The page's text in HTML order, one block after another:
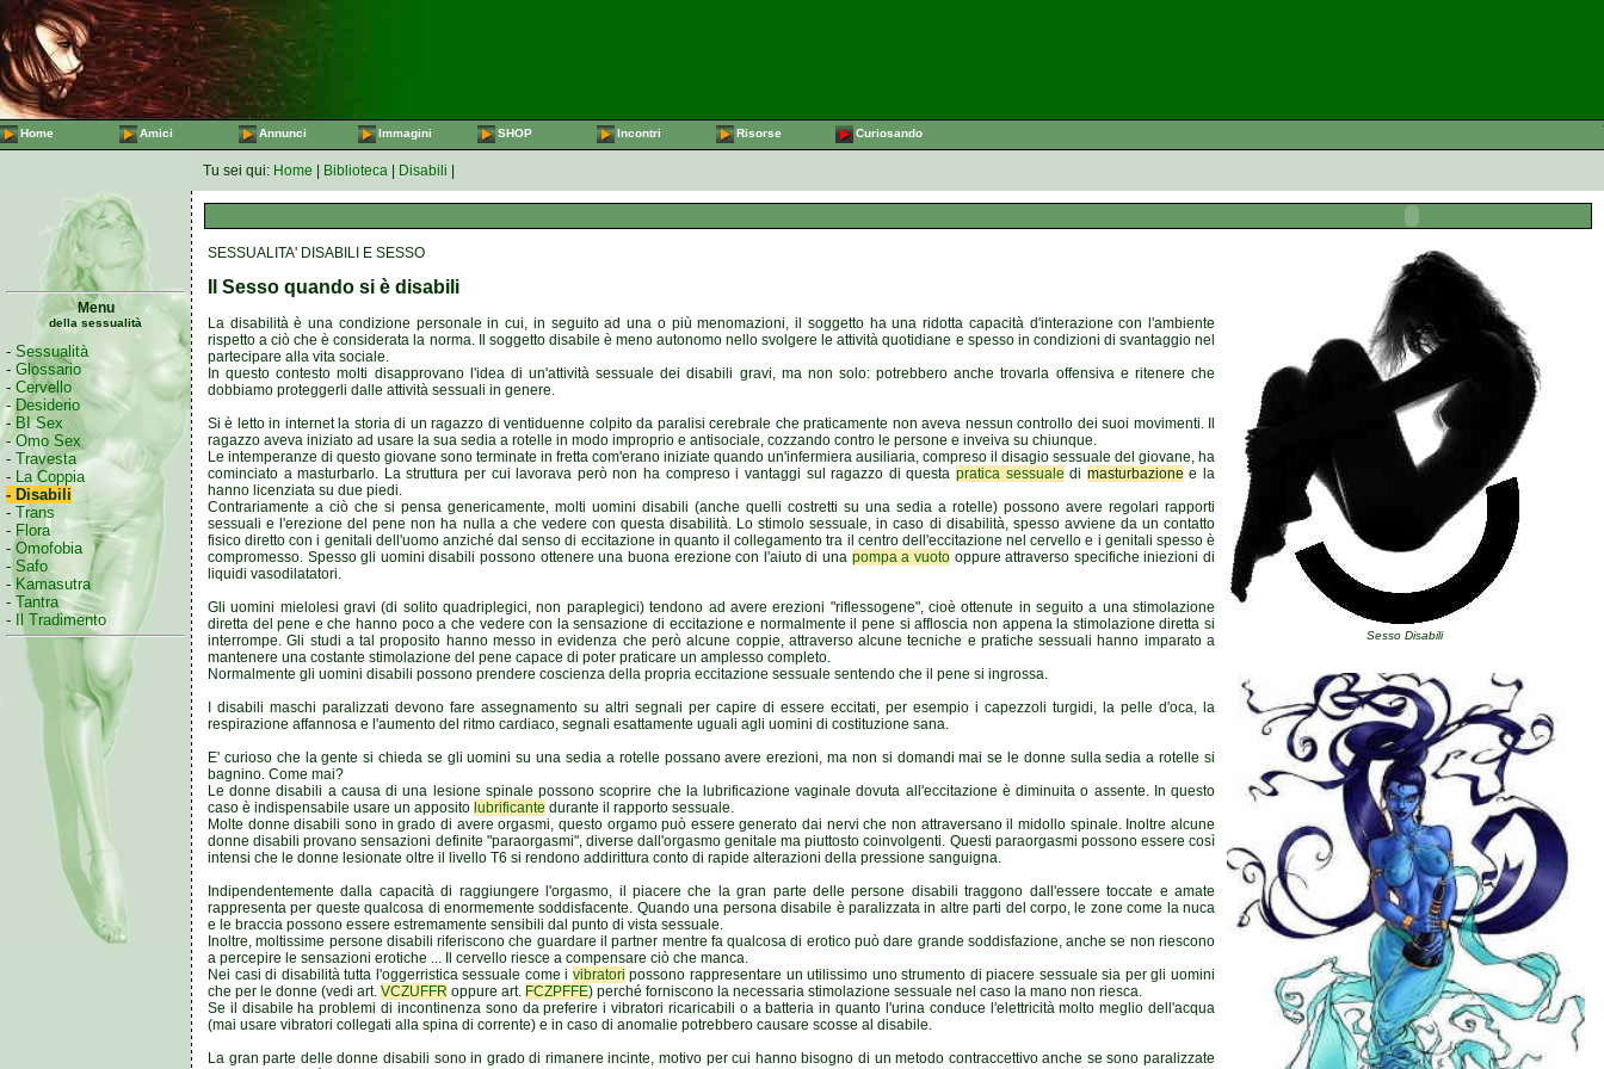
Home Amici Annunci Immagini SHOP Incontri Risorse Curiosando
Tu sei qui: Home Biblioteca Disabili
Menu
della sessualità
- Sessualità
- Glossario
- Cervello
- Desiderio
- BI Sex
-Omo Sex
- Travesta
- La Coppia
- Disabili
- Trans
- Flora
- Omofobia
- Safo
- Kamasutra
- Tantra
- Il Tradimento
SESSUALITA' DISABILI E SESSO
Il Sesso quando si è disabili
La disabilità è una condizione personale in cui, in seguito ad una o più menomazioni, il soggetto ha una ridotta capacità d'interazione con l'ambiente
rispetto a ciò che è considerata la norma. Il soggetto disabile è meno autonomo nello svolgere le attività quotidiane e spesso in condizioni di svantaggio nel
partecipare alla vita sociale.
In questo contesto molti disapprovano l'idea di un'attività sessuale dei disabili gravi, ma non solo: potrebbero anche trovarla offensiva e ritenere che
dobbiamo proteggerli dalle attività sessuali in genere.
Si è letto in internet la storia di un ragazzo di ventiduenne colpito da paralisi cerebrale che praticamente non aveva nessun controllo dei suoi movimenti. Il
ragazzo aveva iniziato ad usare la sua sedia a rotelle in modo improprio e antisociale, cozzando contro le persone e inveiva su chiunque.
Le intemperanze di questo giovane sono terminate in fretta com'erano iniziate quando un'infermiera ausiliaria, compreso il disagio sessuale del giovane, ha
cominciato a masturbarlo. La struttura per cui lavorava però non ha compreso i vantaggi sul ragazzo di questa pratica sessuale di masturbazione e la
hanno licenziata su due piedi.
Contrariamente a ciò che si pensa genericamente, molti uomini disabili (anche quelli costretti su una sedia a rotelle) possono avere regolari rapporti
sessuali e l'erezione del pene non ha nulla a che vedere con questa disabilità. Lo stimolo sessuale, in caso di disabilità, spesso avviene da un contatto
fisico diretto con i genitali dell'uomo anziché dal senso di eccitazione in quanto il collegamento tra il centro dell'eccitazione nel cervello e i genitali spesso è
compromesso. Spesso gli uomini disabili possono ottenere una buona erezione con l'aiuto di una pompa a vuotooppure attraverso specifiche iniezioni di
liquidi vasodilatatori.
Gli uomini mielolesi gravi (di solito quadriplegici, non paraplegici) tendono ad avere erezioni "riflessogene", cioè ottenute in seguito a una stimolazione
diretta del pene e che hanno poco a che vedere con la sensazione di eccitazione e normalmente il pene si affloscia non appena la stimolazione diretta si
interrompe. Gli studi a tal proposito hanno messo in evidenza che però alcune coppie, attraverso alcune tecniche e pratiche sessuali hanno imparato a
mantenere una costante stimolazione del pene capace di poter praticare un amplesso completo.
Normalmente gli uomini disabili possono prendere coscienza della propria eccitazione sessuale sentendo che il pene si ingrossa.
I disabili maschi paralizzati devono fare assegnamento su altri segnali per capire di essere eccitati, per esempio i capezzoli turgidi, la pelle d'oca, la
respirazione affannosa e l'aumento del ritmo cardiaco, segnali esattamente uguali agli uomini di costituzione sana.
E' curioso che la gente si chieda se gli uomini su una sedia a rotelle possano avere erezioni, ma non si domandi mai se le donne sulla sedia a rotelle si
bagnino. Come mai?
Le donne disabili a causa di una lesione spinale possono scoprire che la lubrificazione vaginale dovuta all'eccitazione è diminuita o assente. In questo
caso è indispensabile usare un apposito lubrificante durante il rapporto sessuale.
Molte donne disabili sono in grado di avere orgasmi, questo orgamo può essere generato dai nervi che non attraversano il midollo spinale. Inoltre alcune
donne disabili provano sensazioni definite "paraorgasmi", diverse dall'orgasmo genitale ma piuttosto coinvolgenti. Questi paraorgasmi possono essere così
intensi che le donne lesionate oltre il livello T6 si rendono addirittura conto di rapide alterazioni della pressione sanguigna.
Indipendentemente dalla capacità di raggiungere l'orgasmo, il piacere che la gran parte delle persone disabili traggono dall'essere toccate e amate
rappresenta per queste qualcosa di enormemente soddisfacente. Quando una persona disabile è paralizzata in altre parti del corpo, le zone come la nuca
e le braccia possono essere estremamente sensibili dal punto di vista sessuale.
Inoltre, moltissime persone disabili riferiscono che guardare il partner mentre fa qualcosa di erotico può dare grande soddisfazione, anche se non riescono
a percepire le sensazioni erotiche ... Il cervello riesce a compensare ciò che manca.
Nei casi di disabilità tutta l'oggerristica sessuale come i vibratori possono rappresentare un utilissimo uno strumento di piacere sessuale sia per gli uomini
che per le donne (vedi art. VCZUFFR oppure art. FCZPFFE) perché forniscono la necessaria stimolazione sessuale nel caso la mano non riesca.
Se il disabile ha problemi di incontinenza sono da preferire i vibratori ricaricabili o a batteria in quanto l'urina conduce l'elettricità molto meglio dell'acqua
(mai usare vibratori collegati alla spina di corrente) e in caso di anomalie potrebbero causare scosse al disabile.
La gran parte delle donne disabili sono in grado di rimanere incinte, motivo per cui hanno bisogno di un metodo contraccettivo anche se sono paralizzate
Sesso Disabili